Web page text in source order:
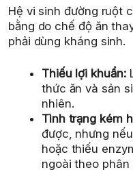
Hệ vi sinh đường ruột
bằng do chế độ ăn
phải dùng kháng sinh.
Thiếu lợi khuẩn:
thức ăn và sản
nhiên.
Tình trạng kém
được, nhưng
hoặc thiếu
ngoài theo